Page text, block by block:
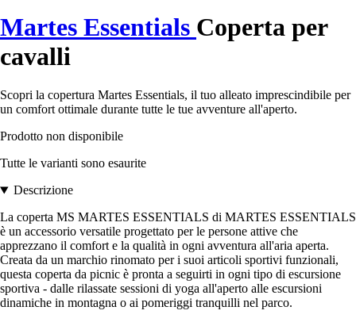
Martes Essentials Coperta per
cavalli
Scopri la copertura Martes Essentials, il tuo alleato imprescindibile per
un comfort ottimale durante tutte le tue avventure all'aperto.
Prodotto non disponibile
Tutte le varianti sono esaurite
Descrizione
La coperta MS MARTES ESSENTIALS di MARTES ESSENTIALS
è un accessorio versatile progettato per le persone attive che
apprezzano il comfort e la qualità in ogni avventura all'aria aperta.
Creata da un marchio rinomato per i suoi articoli sportivi funzionali,
questa coperta da picnic è pronta a seguirti in ogni tipo di escursione
sportiva - dalle rilassate sessioni di yoga all'aperto alle escursioni
dinamiche in montagna o ai pomeriggi tranquilli nel parco.